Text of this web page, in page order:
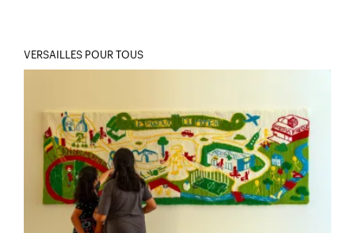
VERSAILLES POUR TOUS